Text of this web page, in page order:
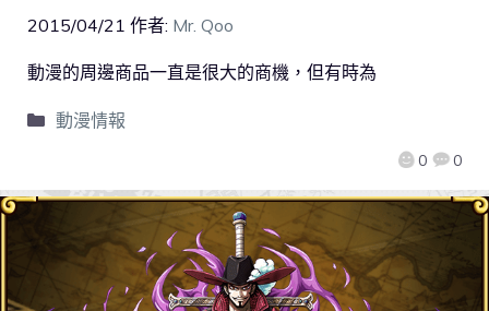
2015/04/21 作者: Mr. Qoo
0 0
動漫的周邊商品一直是很大的商機，但有時為
動漫情報